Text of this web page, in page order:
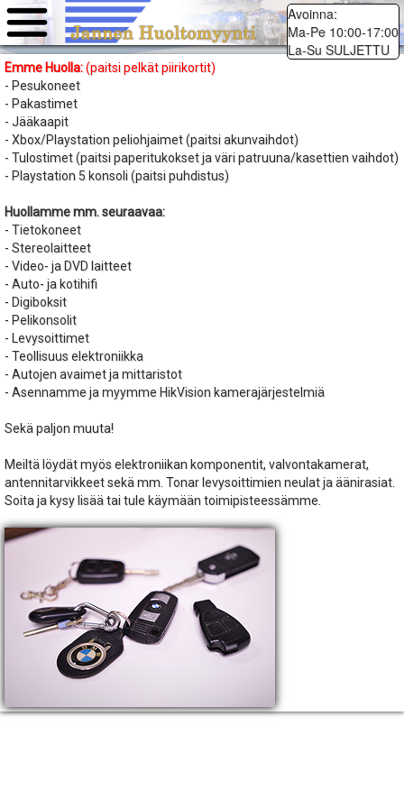
Avoinna:
Ma-Pe 10:00-17:00
La-Su SULJETTU
Emme Huolla:(paitsi pelkät piirikortit)
- Pesukoneet
- Pakastimet
- Jääkaapit
- Xbox/Playstation peliohjaimet (paitsi akunvaihdot)
- Tulostimet (paitsi paperitukokset ja väri patruuna/kasettien vaihdot)
- Playstation 5 konsoli (paitsi puhdistus)
Huollamme mm. seuraavaa:
- Tietokoneet
- Stereolaitteet
- Video- ja DVD laitteet
- Auto- ja kotihifi
- Digiboksit
- Pelikonsolit
- Levysoittimet
- Teollisuus elektroniikka
- Autojen avaimet ja mittaristot
- Asennamme ja myymme HikVision kamerajärjestelmiä
Sekä paljon muuta!
Meiltä löydät myös elektroniikan komponentit, valvontakamerat,
antennitarvikkeet sekä mm. Tonar levysoittimien neulat ja äänirasiat.
Soita ja kysy lisää tai tule käymään toimipisteessämme.